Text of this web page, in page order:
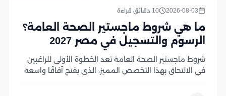
2026-08-03 10 دقائق قراءة
ما هي شروط ماجستير الصحة العامة؟
الرسوم والتسجيل في مصر 2027
شروط ماجستير الصحة العامة تعد الخطوة الأولى للراغبين
في الالتحاق بهذا التخصص المميز، الذي يفتح آفاقًا واسعة